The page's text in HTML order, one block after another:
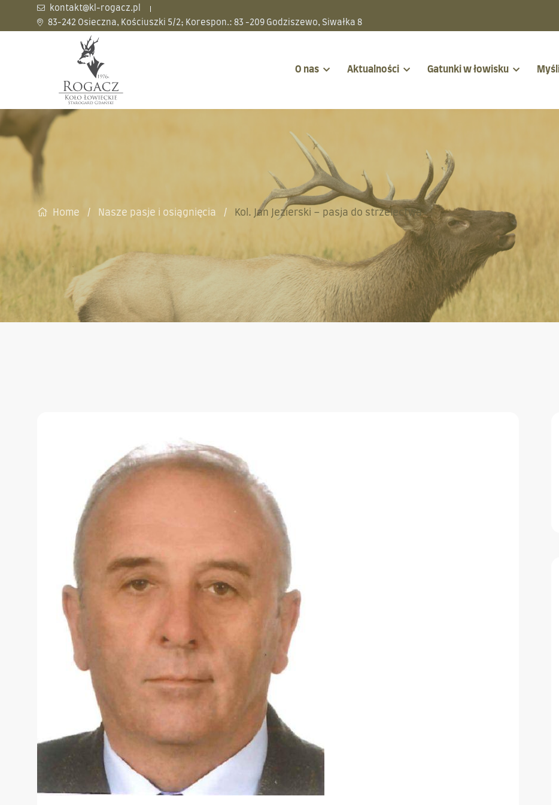
kontakt@kl-rogacz.pl
83-242 Osieczna, Kościuszki 5/2; Korespon.: 83 -209 Godziszewo, Siwałka 8
O nas Aktualności Gatunki w łowisku
Home Nasze pasje i osiągnięcia Kol. Jan Jezierski – pasja do strzelectwa